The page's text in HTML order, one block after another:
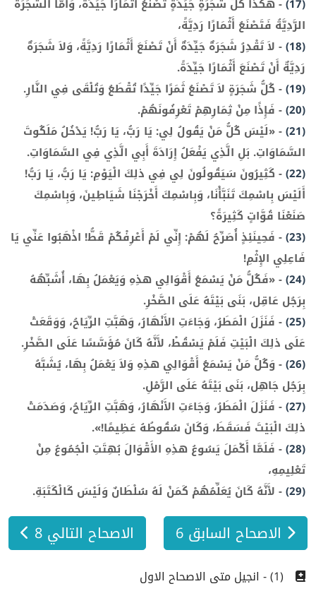
(17)
-هكَذَا كُلُّ شَجَرَةٍ جَيِّدَةٍ تَصْنَعُ أَثْمَارًا جَيِّدَةً، وَأَمَّا الشَّجَرَةُ
الرَّدِيَّةُ فَتَصْنَعُ أَثْمَارًا رَدِيَّةً،
(18)
- لاَ تَقْدِرُ شَجَرَةٌ جَيِّدَةٌ أَنْ تَصْنَعَ أَثْمَارًا رَدِيَّةً، وَلاَ شَجَرَةٌ
رَدِيَّةٌ أَنْ تَصْنَعَ أَثْمَارًا جَيِّدَةً.
(19)
- كُلُّ شَجَرَةٍ لاَ تَصْنَعُ ثَمَرًا جَيِّدًا تُقْطَعُ وَتُلْقَى فِي النَّارِ.
(20)
- فَإِذًا مِنْ ثِمَارِهِمْ تَعْرِفُونَهُمْ.
(21)
-«لَيْسَ كُلُّ مَنْ يَقُولُ لِي: يَا رَبُّ، يَا رَبُّ! يَدْخُلُ مَلَكُوتَ
السَّمَاوَاتِ. بَلِ الَّذِي يَفْعَلُ إِرَادَةَ أَبِي الَّذِي فِي السَّمَاوَاتِ.
(22)
- كَثِيرُونَ سَيَقُولُونَ لِي فِي ذلِكَ الْيَوْمِ: يَا رَبُّ، يَا رَبُّ!
أَلَيْسَ بِاسْمِكَ تَنَبَّأْنَا، وَبِاسْمِكَ أَخْرَجْنَا شَيَاطِينَ، وَبِاسْمِكَ
صَنَعْنَا قُوَّاتٍ كَثِيرَةً؟
(23)
- فَحِينَئِذٍ أُصَرِّحُ لَهُمْ: إِنِّي لَمْ أَعْرِفْكُمْ قَطُّ! اذْهَبُوا عَنِّي يَا
فَاعِلِي الإِثْمِ!
(24)
-«فَكُلُّ مَنْ يَسْمَعُ أَقْوَالِي هذِهِ وَيَعْمَلُ بِهَا، أُشَبِّهُهُ
بِرَجُل عَاقِل، بَنَى بَيْتَهُ عَلَى الصَّخْرِ.
(25)
- فَنَزَلَ الْمَطَرُ، وَجَاءَتِ الأَنْهَارُ، وَهَبَّتِ الرِّيَاحُ، وَوَقَعَتْ
عَلَى ذلِكَ الْبَيْتِ فَلَمْ يَسْقُطْ، لأَنَّهُ كَانَ مُؤَسَّسًا عَلَى الصَّخْرِ.
(26)
- وَكُلُّ مَنْ يَسْمَعُ أَقْوَالِي هذِهِ وَلاَ يَعْمَلُ بِهَا، يُشَبَّهُ
بِرَجُل جَاهِل، بَنَى بَيْتَهُ عَلَى الرَّمْلِ.
(27)
- فَنَزَلَ الْمَطَرُ، وَجَاءَتِ الأَنْهَارُ، وَهَبَّتِ الرِّيَاحُ، وَصَدَمَتْ
ذلِكَ الْبَيْتَ فَسَقَطَ، وَكَانَ سُقُوطُهُ عَظِيمًا!».
(28)
- فَلَمَّا أَكْمَلَ يَسُوعُ هذِهِ الأَقْوَالَ بُهِتَتِ الْجُمُوعُ مِنْ
تَعْلِيمِهِ،
(29)
- لأَنَّهُ كَانَ يُعَلِّمُهُمْ كَمَنْ لَهُ سُلْطَانٌ وَلَيْسَ كَالْكَتَبَةِ.
الاصحاح السابق 6 الاصحاح التالي 8
(1) - انجيل متى الاصحاح الاول